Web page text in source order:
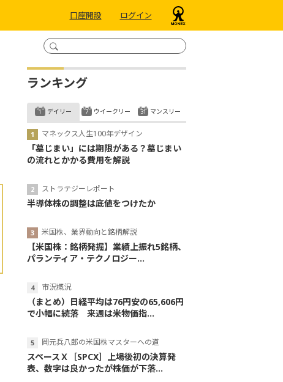
口座開設 ログイン
ランキング
デイリー
マネックス人生100年デザイン
「墓じまい」には期限がある？墓じまい
の流れとかかる費用を解説
ストラテジーレポート
半導体株の調整は底値をつけたか
米国株、業界動向と銘柄解説
【米国株：銘柄発掘】業績上振れ5銘柄、
パランティア・テクノロジー...
市況概況
（まとめ）日経平均は76円安の65,606円
で小幅に続落 来週は米物価指...
岡元兵八郎の米国株マスターへの道
スペースＸ［SPCX］上場後初の決算発
表、数字は良かったが株価が下落...
ウイークリー マンスリー